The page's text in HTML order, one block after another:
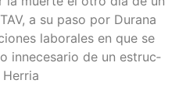
a su paso por Dura­na
labo­ra­les en que se
inne­ce­sa­rio de un estruc­